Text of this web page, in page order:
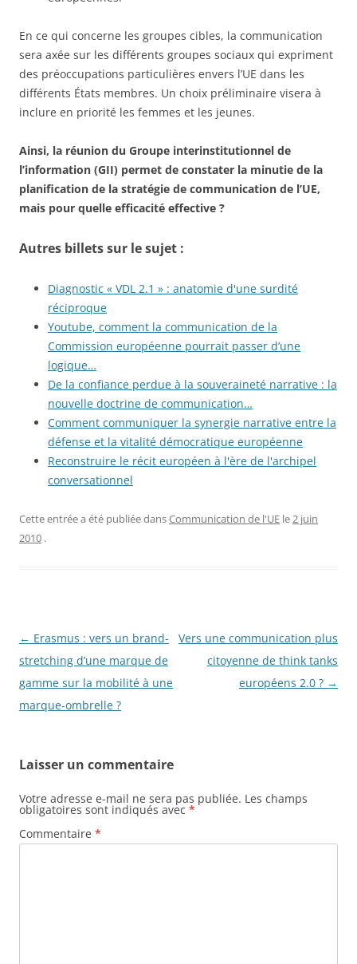
En ce qui concerne les groupes cibles, la communication
sera axée sur les différents groupes sociaux qui expriment
des préoccupations particulières envers l’UE dans les
différents États membres. Un choix préliminaire visera à
inclure en priorité les femmes et les jeunes.
Ainsi, la réunion du Groupe interinstitutionnel de
l’information (GII) permet de constater la minutie de la
planification de la stratégie de communication de l’UE,
mais pour quelle efficacité effective ?
Autres billets sur le sujet :
Diagnostic « VDL 2.1 » : anatomie d'une surdité
réciproque
Youtube, comment la communication de la
Commission européenne pourrait passer d’une
logique…
De la confiance perdue à la souveraineté narrative : la
nouvelle doctrine de communication…
Comment communiquer la synergie narrative entre la
défense et la vitalité démocratique européenne
Reconstruire le récit européen à l'ère de l'archipel
conversationnel
Cette entrée a été publiée dansCommunication de l'UE le2 juin
2010 .
Navigation
des
articles
← Erasmus : vers un brand-
stretching d’une marque de
gamme sur la mobilité à une
marque-ombrelle ?
Vers une communication plus
citoyenne de think tanks
européens 2.0 ? →
Laisser un commentaire
Votre adresse e-mail ne sera pas publiée. Les champs
obligatoires sont indiqués avec *
Commentaire *